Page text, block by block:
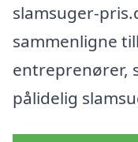
slamsuger-
sammenligne
entreprenører,
pålidelig